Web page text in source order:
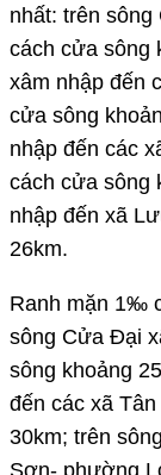
nhất: trên
cách cửa sông
xâm nhập đến
cửa sông
nhập đến các
cách cửa sông
nhập đến xã
26km.
Ranh mặn 1‰
sông Cửa Đại
sông khoảng
đến các xã
30km; trên
Sơn- phường